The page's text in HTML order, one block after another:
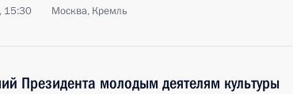
15:30 Москва, Кремль
Президента молодым деятелям культуры